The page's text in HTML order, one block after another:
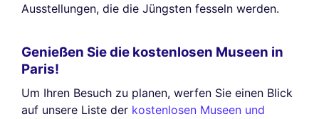
Ausstellungen, die die Jüngsten fesseln werden.
Genießen Sie die kostenlosen Museen in
Paris!
Um Ihren Besuch zu planen, werfen Sie einen Blick
auf unsere Liste der kostenlosen Museen und